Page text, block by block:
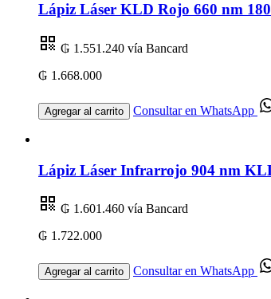
Lápiz Láser KLD Rojo 660 nm
₲ 1.551.240 vía Bancard
₲ 1.668.000
Agregar al carrito Consultar en WhatsApp
Lápiz Láser Infrarrojo 904 nm
₲ 1.601.460 vía Bancard
₲ 1.722.000
Agregar al carrito Consultar en WhatsApp